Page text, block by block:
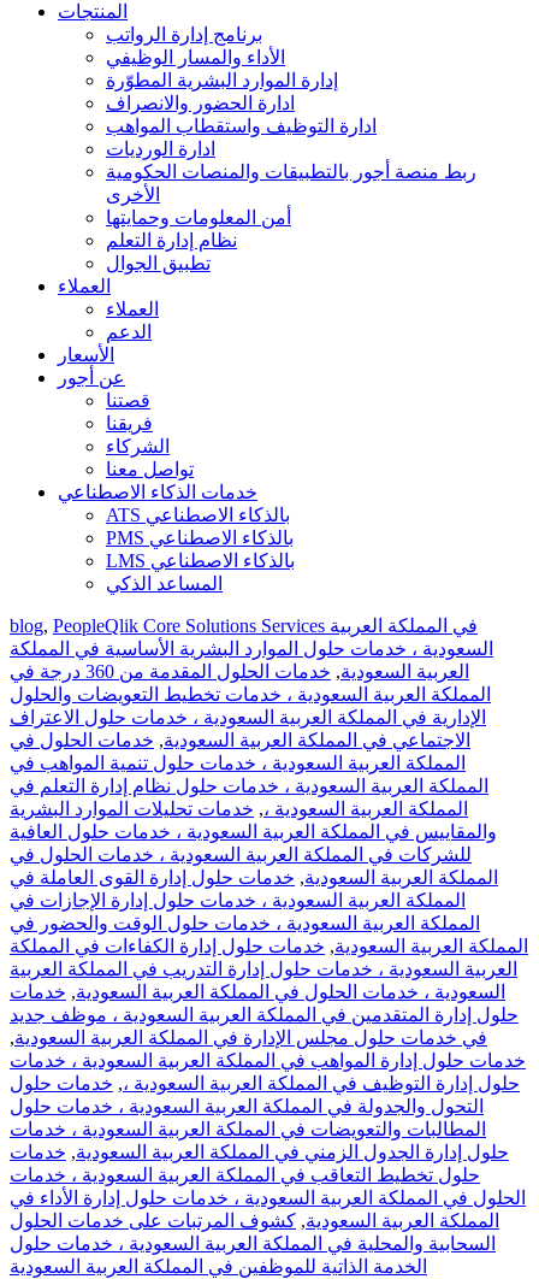
المنتجات
برنامج إدارة الرواتب
الأداء والمسار الوظيفي
إدارة الموارد البشرية المطوّرة
ادارة الحضور والانصراف
ادارة التوظيف واستقطاب المواهب
ادارة الورديات
ربط منصة أجور بالتطبيقات والمنصات الحكومية
الأخرى
أمن المعلومات وحمايتها
نظام إدارة التعلم
تطبيق الجوال
العملاء
العملاء
الدعم
الأسعار
عن أجور
قصتنا
فريقنا
الشركاء
تواصل معنا
خدمات الذكاء الاصطناعي
ATS بالذكاء الاصطناعي
PMS بالذكاء الاصطناعي
LMS بالذكاء الاصطناعي
المساعد الذكي
blog, PeopleQlik Core Solutions Services في المملكة العربية
السعودية ، خدمات حلول الموارد البشرية الأساسية في المملكة
العربية السعودية,
خدمات الحلول المقدمة من 360 درجة في
المملكة العربية السعودية ، خدمات تخطيط التعويضات والحلول
الإدارية في المملكة العربية السعودية ، خدمات حلول الاعتراف
الاجتماعي في المملكة العربية السعودية, خدمات الحلول في
المملكة العربية السعودية ، خدمات حلول تنمية المواهب في
المملكة العربية السعودية ، خدمات حلول نظام إدارة التعلم في
المملكة العربية السعودية ،, خدمات تحليلات الموارد البشرية
والمقاييس في المملكة العربية السعودية ، خدمات حلول العافية
للشركات في المملكة العربية السعودية ، خدمات الحلول في
المملكة العربية السعودية, خدمات حلول إدارة القوى العاملة في
المملكة العربية السعودية ، خدمات حلول إدارة الإجازات في
المملكة العربية السعودية ، خدمات حلول الوقت والحضور في
المملكة العربية السعودية, خدمات حلول إدارة الكفاءات في المملكة
العربية السعودية ، خدمات حلول إدارة التدريب في المملكة العربية
السعودية ، خدمات الحلول في المملكة العربية السعودية, خدمات
حلول إدارة المتقدمين في المملكة العربية السعودية ، موظف جديد
في خدمات حلول مجلس الإدارة في المملكة العربية السعودية,
خدمات حلول إدارة المواهب في المملكة العربية السعودية ، خدمات
حلول إدارة التوظيف في المملكة العربية السعودية ،, خدمات حلول
التحول والجدولة في المملكة العربية السعودية ، خدمات حلول
المطالبات والتعويضات في المملكة العربية السعودية ، خدمات
حلول إدارة الجدول الزمني في المملكة العربية السعودية, خدمات
حلول تخطيط التعاقب في المملكة العربية السعودية ، خدمات
الحلول في المملكة العربية السعودية ، خدمات حلول إدارة الأداء في
المملكة العربية السعودية, كشوف المرتبات على خدمات الحلول
السحابية والمحلية في المملكة العربية السعودية ، خدمات حلول
الخدمة الذاتية للموظفين في المملكة العربية السعودية